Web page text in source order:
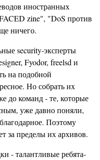
иностранных
zine", "DoS против
ничего.
security-эксперты
Fyodor, freelsd и
на подобной
Но собрать их
до команд - те, которые
уже давно поняли,
Поэтому
за пределы их архивов.
- талантливые ребята-